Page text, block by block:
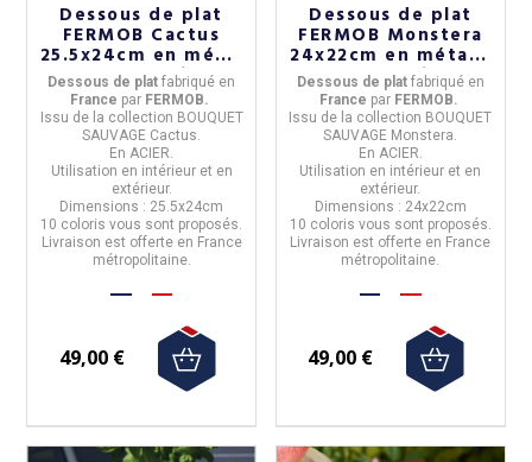
Dessous de plat
FERMOB Cactus
25.5x24cm en métal
- 10 coloris
Dessous de platfabriqué en
France par FERMOB.
Issu de la collection BOUQUET
SAUVAGE Cactus.
EnACIER.
Utilisation en intérieur et en
extérieur.
Dimensions : 25.5x24cm
10 coloris vous sont proposés.
Livraison est offerte en France
métropolitaine.
49,00 €
Dessous de plat
FERMOB Monstera
24x22cm en métal -
10 coloris
Dessous de plat fabriqué en
France par FERMOB.
Issu de la collection BOUQUET
SAUVAGE Monstera.
En ACIER.
Utilisation en intérieur et en
extérieur.
Dimensions : 24x22cm
10 coloris vous sont proposés.
Livraison est offerte en France
métropolitaine.
49,00 €